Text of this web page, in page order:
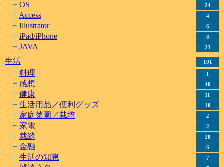
OS 24
Access 4
Illustrator 6
iPad/iPhone 8
JAVA 23
生活 101
料理 1
感想 40
健康 11
生活用品／便利グッズ 10
家庭菜園／栽培 2
家電 2
裁縫 20
金融 6
生活の知恵 7